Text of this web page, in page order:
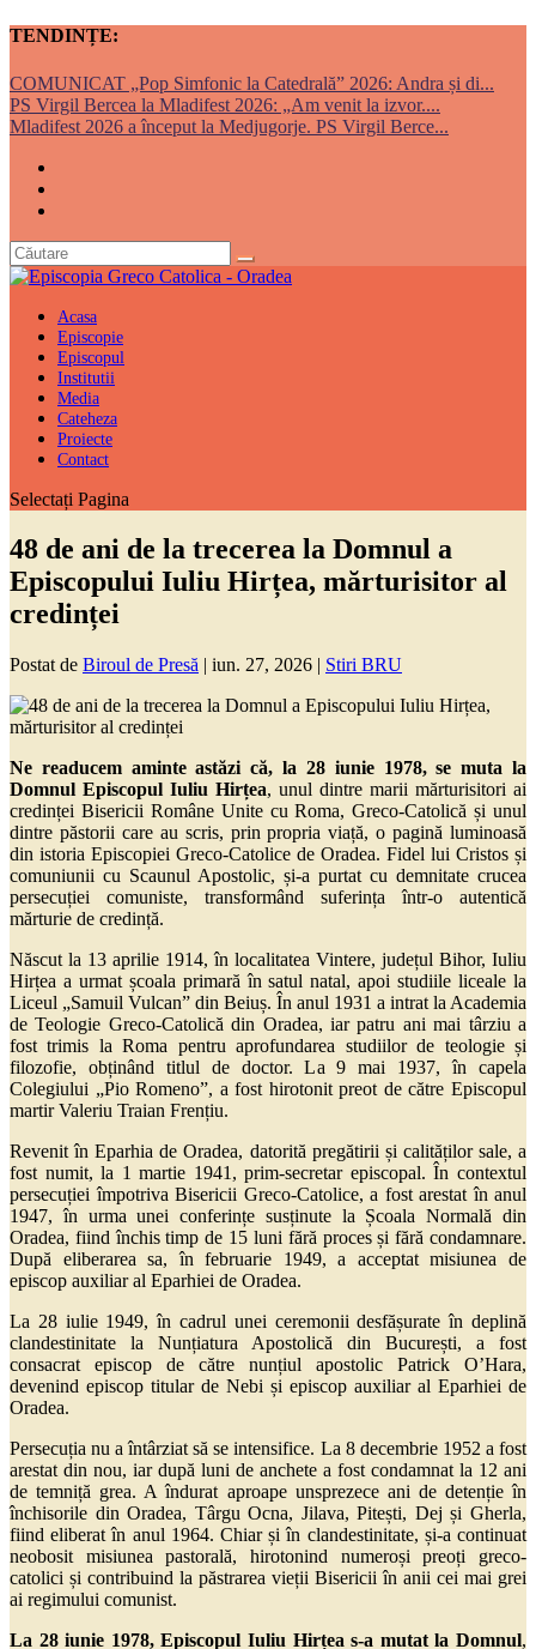
TENDINȚE:
COMUNICAT „Pop Simfonic la Catedrală” 2026: Andra și di...
PS Virgil Bercea la Mladifest 2026: „Am venit la izvor....
Mladifest 2026 a început la Medjugorje. PS Virgil Berce...
Acasa
Episcopie
Episcopul
Institutii
Media
Cateheza
Proiecte
Contact
Selectați Pagina
48 de ani de la trecerea la Domnul a
Episcopului Iuliu Hirțea, mărturisitor al
credinței
Postat de Biroul de Presă | iun. 27, 2026 | Stiri BRU
Ne readucem aminte astăzi că, la 28 iunie 1978, se muta la
Domnul Episcopul Iuliu Hirțea, unul dintre marii mărturisitori ai
credinței Bisericii Române Unite cu Roma, Greco-Catolică și unul
dintre păstorii care au scris, prin propria viață, o pagină luminoasă
din istoria Episcopiei Greco-Catolice de Oradea. Fidel lui Cristos și
comuniunii cu Scaunul Apostolic, și-a purtat cu demnitate crucea
persecuției comuniste, transformând suferința într-o autentică
mărturie de credință.
Născut la 13 aprilie 1914, în localitatea Vintere, județul Bihor, Iuliu
Hirțea a urmat școala primară în satul natal, apoi studiile liceale la
Liceul „Samuil Vulcan” din Beiuș. În anul 1931 a intrat la Academia
de Teologie Greco-Catolică din Oradea, iar patru ani mai târziu a
fost trimis la Roma pentru aprofundarea studiilor de teologie și
filozofie, obținând titlul de doctor. La 9 mai 1937, în capela
Colegiului „Pio Romeno”, a fost hirotonit preot de către Episcopul
martir Valeriu Traian Frențiu.
Revenit în Eparhia de Oradea, datorită pregătirii și calităților sale, a
fost numit, la 1 martie 1941, prim-secretar episcopal. În contextul
persecuției împotriva Bisericii Greco-Catolice, a fost arestat în anul
1947, în urma unei conferințe susținute la Școala Normală din
Oradea, fiind închis timp de 15 luni fără proces și fără condamnare.
După eliberarea sa, în februarie 1949, a acceptat misiunea de
episcop auxiliar al Eparhiei de Oradea.
La 28 iulie 1949, în cadrul unei ceremonii desfășurate în deplină
clandestinitate la Nunțiatura Apostolică din București, a fost
consacrat episcop de către nunțiul apostolic Patrick O’Hara,
devenind episcop titular de Nebi și episcop auxiliar al Eparhiei de
Oradea.
Persecuția nu a întârziat să se intensifice. La 8 decembrie 1952 a fost
arestat din nou, iar după luni de anchete a fost condamnat la 12 ani
de temniță grea. A îndurat aproape unsprezece ani de detenție în
închisorile din Oradea, Târgu Ocna, Jilava, Pitești, Dej și Gherla,
fiind eliberat în anul 1964. Chiar și în clandestinitate, și-a continuat
neobosit misiunea pastorală, hirotonind numeroși preoți greco-
catolici și contribuind la păstrarea vieții Bisericii în anii cei mai grei
ai regimului comunist.
La 28 iunie 1978, Episcopul Iuliu Hirțea s-a mutat la Domnul,